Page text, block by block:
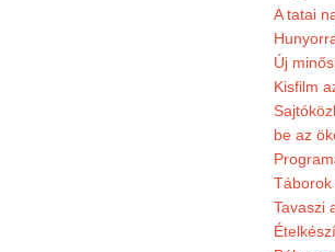
A tatai
Új
Kisfilm
be az
Tavaszi